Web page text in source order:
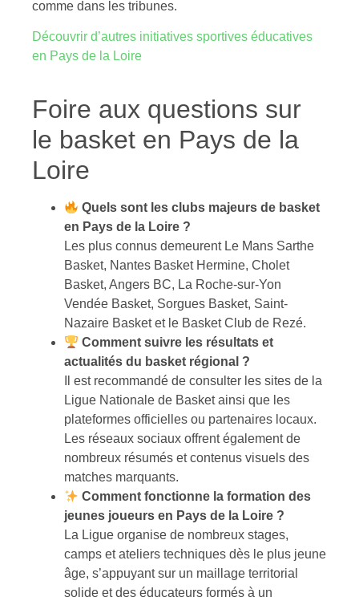
comme dans les tribunes.
Découvrir d’autres initiatives sportives éducatives
en Pays de la Loire
Foire aux questions sur
le basket en Pays de la
Loire
Quels sont les clubs majeurs de basket
en Pays de la Loire ?
Les plus connus demeurent Le Mans Sarthe
Basket, Nantes Basket Hermine, Cholet
Basket, Angers BC, La Roche-sur-Yon
Vendée Basket, Sorgues Basket, Saint-
Nazaire Basket et le Basket Club de Rezé.
Comment suivre les résultats et
actualités du basket régional ?
Il est recommandé de consulter les sites de la
Ligue Nationale de Basket ainsi que les
plateformes officielles ou partenaires locaux.
Les réseaux sociaux offrent également de
nombreux résumés et contenus visuels des
matches marquants.
Comment fonctionne la formation des
jeunes joueurs en Pays de la Loire ?
La Ligue organise de nombreux stages,
camps et ateliers techniques dès le plus jeune
âge, s’appuyant sur un maillage territorial
solide et des éducateurs formés à un